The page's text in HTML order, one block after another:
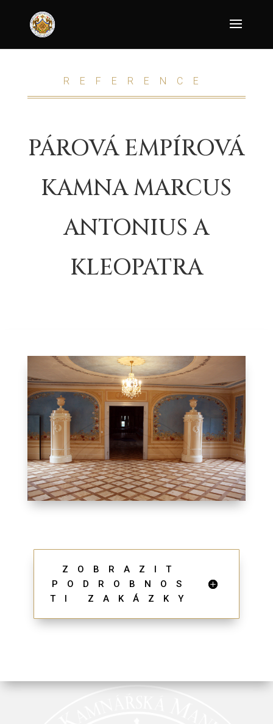
REFERENCE
PÁROVÁ EMPÍROVÁ
KAMNA MARCUS
ANTONIUS A
KLEOPATRA
ZOBRAZIT
PODROBNOS
TI ZAKÁZKY